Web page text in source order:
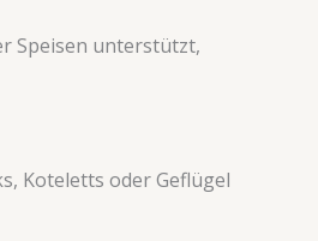
Speisen unterstützt,
Koteletts oder Geflügel